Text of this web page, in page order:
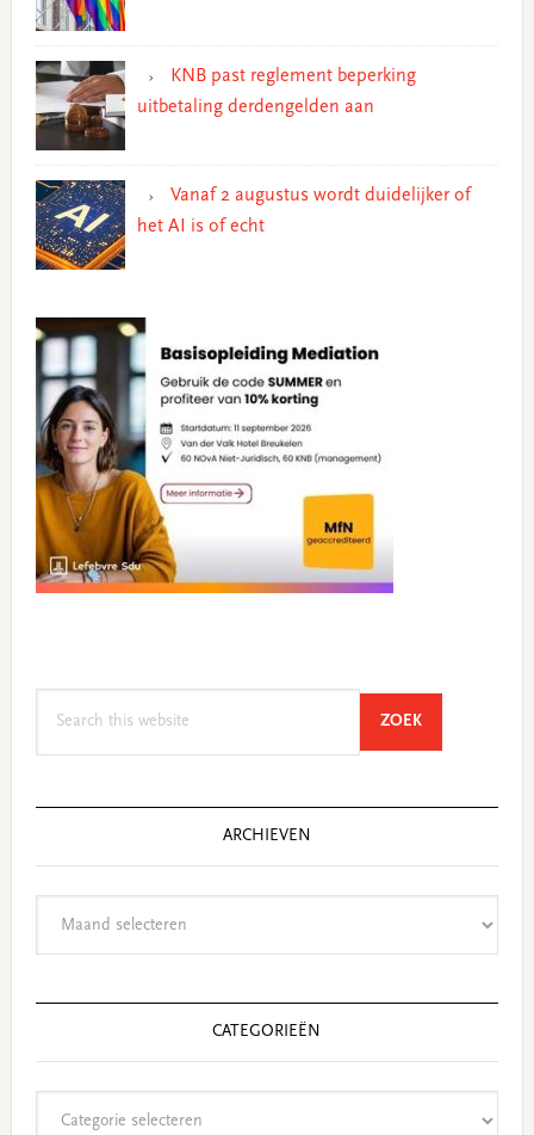
KNB past reglement beperking
uitbetaling derdengelden aan
Vanaf 2 augustus wordt duidelijker of
het AI is of echt
ZOEKSEARCH
ARCHIEVEN
CATEGORIEËN